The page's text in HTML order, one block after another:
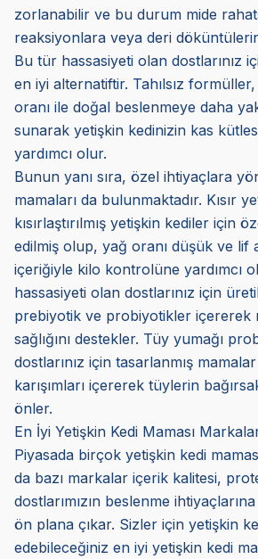
zorlanabilir ve bu durum mide
reaksiyonlara veya deri
Bu tür hassasiyeti olan dostlarınız
en iyi alternatiftir. Tahılsız
oranı ile doğal beslenmeye daha
sunarak yetişkin kedinizin kas
yardımcı olur.
Bunun yanı sıra, özel ihtiyaçlara
mamaları da bulunmaktadır. Kısır
kısırlaştırılmış yetişkin kediler için
edilmiş olup, yağ oranı düşük ve lif
içeriğiyle kilo kontrolüne yardımcı
hassasiyeti olan dostlarınız için
prebiyotik ve probiyotikler içererek
sağlığını destekler. Tüy yumağı
dostlarınız için tasarlanmış
karışımları içererek tüylerin
önler.
En İyi Yetişkin Kedi Maması
Piyasada birçok yetişkin kedi
da bazı markalar içerik kalitesi,
dostlarımızın beslenme
ön plana çıkar. Sizler için yetişkin
edebileceğiniz en iyi yetişkin kedi